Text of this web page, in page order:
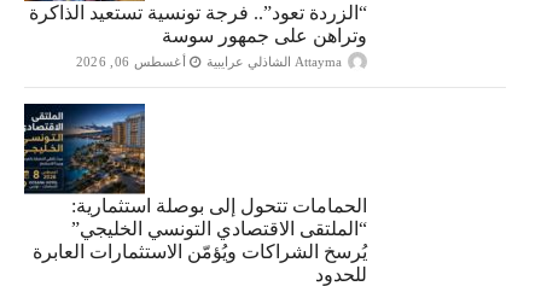
“الزردة تعود”.. فرجة تونسية تستعيد الذاكرة
وتراهن على جمهور سوسة
Attayma الشاذلي عرايبية أغسطس 06, 2026
الحمامات تتحول إلى بوصلة استثمارية:
“الملتقى الاقتصادي التونسي الخليجي”
يُرسخ الشراكات ويُؤمّن الاستثمارات العابرة
للحدود